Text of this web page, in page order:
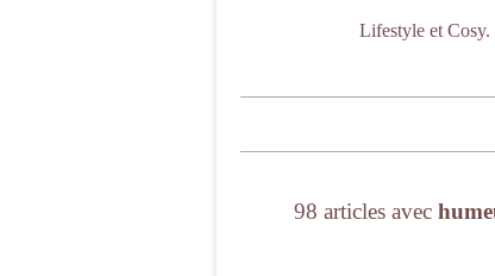
Lifestyle et Cosy.
98 articles avec